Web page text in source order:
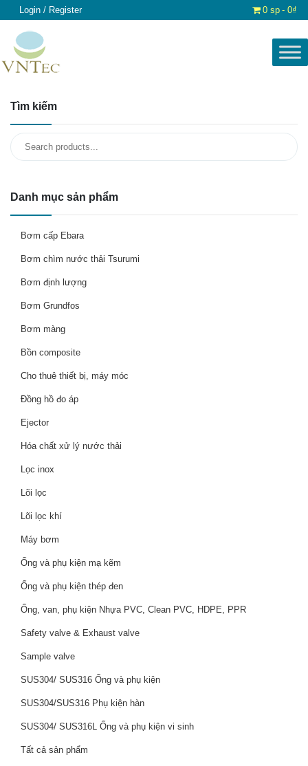
Login / Register 0 sp 0₫
Tìm kiếm
Search
for:
Danh mục sản phẩm
Bơm cấp Ebara
Bơm chìm nước thải Tsurumi
Bơm định lượng
Bơm Grundfos
Bơm màng
Bồn composite
Cho thuê thiết bị, máy móc
Đồng hồ đo áp
Ejector
Hóa chất xử lý nước thải
Lọc inox
Lõi lọc
Lõi lọc khí
Máy bơm
Ống và phụ kiện mạ kẽm
Ống và phụ kiện thép đen
Ống, van, phụ kiện Nhựa PVC, Clean PVC, HDPE, PPR
Safety valve & Exhaust valve
Sample valve
SUS304/ SUS316 Ống và phụ kiện
SUS304/SUS316 Phụ kiện hàn
SUS304/ SUS316L Ống và phụ kiện vi sinh
Tất cả sản phẩm